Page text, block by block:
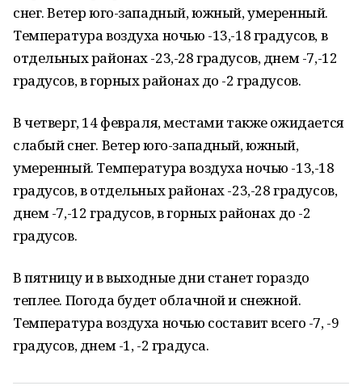
снег. Ветер юго-западный, южный, умеренный.
Температура воздуха ночью -13,-18 градусов, в
отдельных районах -23,-28 градусов, днем -7,-12
градусов, в горных районах до -2 градусов.
В четверг, 14 февраля, местами также ожидается
слабый снег. Ветер юго-западный, южный,
умеренный. Температура воздуха ночью -13,-18
градусов, в отдельных районах -23,-28 градусов,
днем -7,-12 градусов, в горных районах до -2
градусов.
В пятницу и в выходные дни станет гораздо
теплее. Погода будет облачной и снежной.
Температура воздуха ночью составит всего -7, -9
градусов, днем -1, -2 градуса.